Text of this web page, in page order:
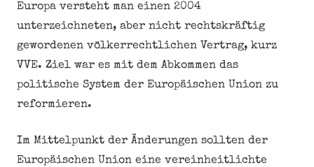
Europa versteht man einen 2004
unterzeichneten, aber nicht rechtskräftig
gewordenen völkerrechtlichen Vertrag, kurz
VVE. Ziel war es mit dem Abkommen das
politische System der Europäischen Union zu
reformieren.
Im Mittelpunkt der Änderungen sollten der
Europäischen Union eine vereinheitlichte